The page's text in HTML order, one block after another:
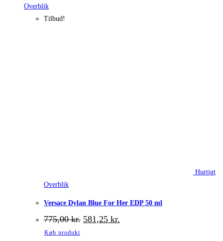
Overblik
Tilbud!
Hurtigt
Overblik
Versace Dylan Blue For Her EDP 50 ml
775,00kr. Den
oprindelige
581,25 kr.
Køb produkt